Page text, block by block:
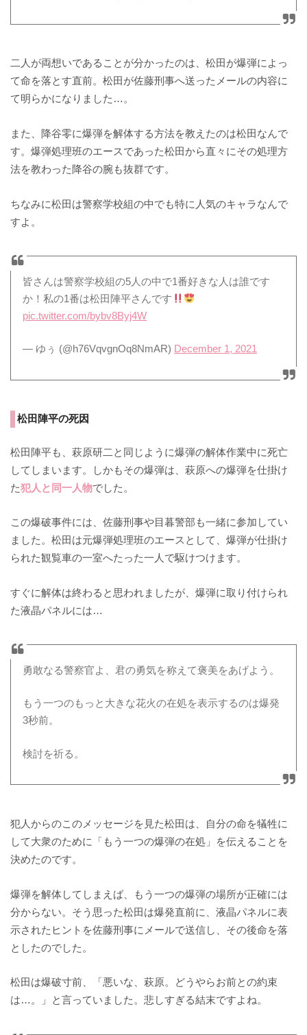
二人が両想いであることが分かったのは、松田が爆弾によっ
て命を落とす直前。松田が佐藤刑事へ送ったメールの内容に
て明らかになりました…。
また、降谷零に爆弾を解体する方法を教えたのは松田なんで
す。爆弾処理班のエースであった松田から直々にその処理方
法を教わった降谷の腕も抜群です。
ちなみに松田は警察学校組の中でも特に人気のキャラなんで
すよ。
皆さんは警察学校組の5人の中で1番好きな人は誰です
か！私の1番は松田陣平さんです
pic.twitter.com/bybv8Byj4W
— ゆぅ (@h76VqvgnOq8NmAR) December 1, 2021
松田陣平の死因
松田陣平も、萩原研二と同じように爆弾の解体作業中に死亡
してしまいます。しかもその爆弾は、萩原への爆弾を仕掛け
た犯人と同一人物でした。
この爆破事件には、佐藤刑事や目暮警部も一緒に参加してい
ました。松田は元爆弾処理班のエースとして、爆弾が仕掛け
られた観覧車の一室へたった一人で駆けつけます。
すぐに解体は終わると思われましたが、爆弾に取り付けられ
た液晶パネルには…
勇敢なる警察官よ、君の勇気を称えて褒美をあげよう。
もう一つのもっと大きな花火の在処を表示するのは爆発
3秒前。
検討を祈る。
犯人からのこのメッセージを見た松田は、自分の命を犠牲に
して大衆のために「もう一つの爆弾の在処」を伝えることを
決めたのです。
爆弾を解体してしまえば、もう一つの爆弾の場所が正確には
分からない。そう思った松田は爆発直前に、液晶パネルに表
示されたヒントを佐藤刑事にメールで送信し、その後命を落
としたのでした。
松田は爆破寸前、「悪いな、萩原。どうやらお前との約束
は…。」と言っていました。悲しすぎる結末ですよね。